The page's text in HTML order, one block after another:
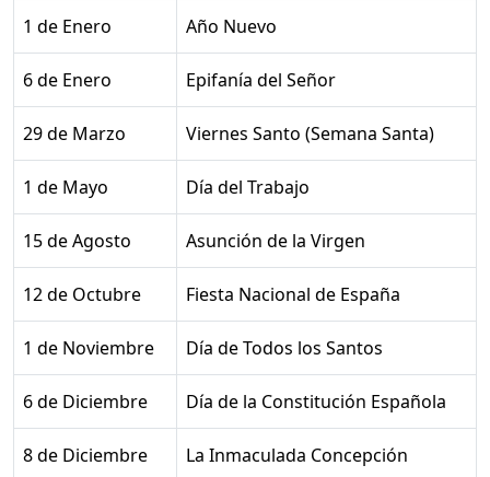
1 de Enero Año Nuevo
6 de Enero Epifanía del Señor
29 de Marzo Viernes Santo (Semana Santa)
1 de Mayo Día del Trabajo
15 de Agosto Asunción de la Virgen
12 de Octubre Fiesta Nacional de España
1 de Noviembre Día de Todos los Santos
6 de Diciembre Día de la Constitución Española
8 de Diciembre La Inmaculada Concepción